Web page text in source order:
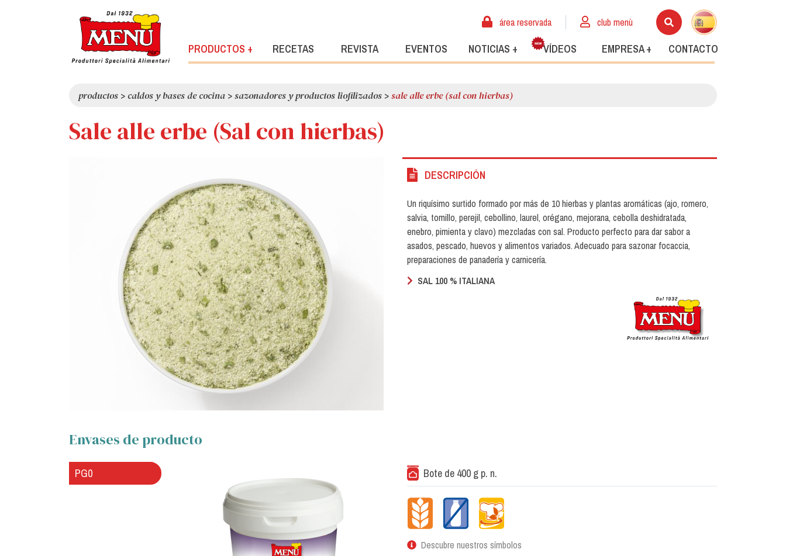
área reservada club menù
PRODUCTOS + RECETAS REVISTA EVENTOS NOTICIAS + VÍDEOS EMPRESA + CONTACTO
productos >caldos y bases de cocina >sazonadores y productos liofilizados >sale alle erbe (sal con hierbas)
Sale alle erbe (Sal con hierbas)
DESCRIPCIÓN
Un riquísimo surtido formado por más de 10 hierbas y plantas aromáticas (ajo, romero,
salvia, tomillo, perejil, cebollino, laurel, orégano, mejorana, cebolla deshidratada,
enebro, pimienta y clavo) mezcladas con sal. Producto perfecto para dar sabor a
asados, pescado, huevos y alimentos variados. Adecuado para sazonar focaccia,
preparaciones de panadería y carnicería.
SAL 100 % ITALIANA
Envases de producto
PG0 Bote de 400 g p. n.
Descubre nuestros símbolos